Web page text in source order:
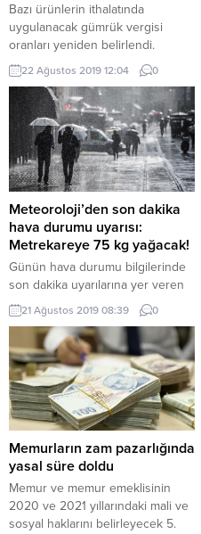
Bazı ürünlerin ithalatında
uygulanacak gümrük vergisi
oranları yeniden belirlendi.
22 Ağustos 2019 12:04 0
Meteoroloji’den son dakika
hava durumu uyarısı:
Metrekareye 75 kg yağacak!
Günün hava durumu bilgilerinde
son dakika uyarılarına yer veren
Meteoroloji Genel Müdürlüğü
(MGM), İstanbul'un Anadolu Yakası
başta olmak üzere Karadeniz'in
batı kesimlerini ani sel ve su
baskını gibi olumsuzluklara karşı
uyardı. MGM, öğle saatlerinden
itibaren Batı Karadeniz geneli ile
Kocaeli, Sakarya, Bilecik, Ankara,
Çankırı, Kırıkkale, Çorum ve
Amasya çevrelerinde yer...
21 Ağustos 2019 08:39 0
Memurların zam pazarlığında
yasal süre doldu
Memur ve memur emeklisinin
2020 ve 2021 yıllarındaki mali ve
sosyal haklarını belirleyecek 5.